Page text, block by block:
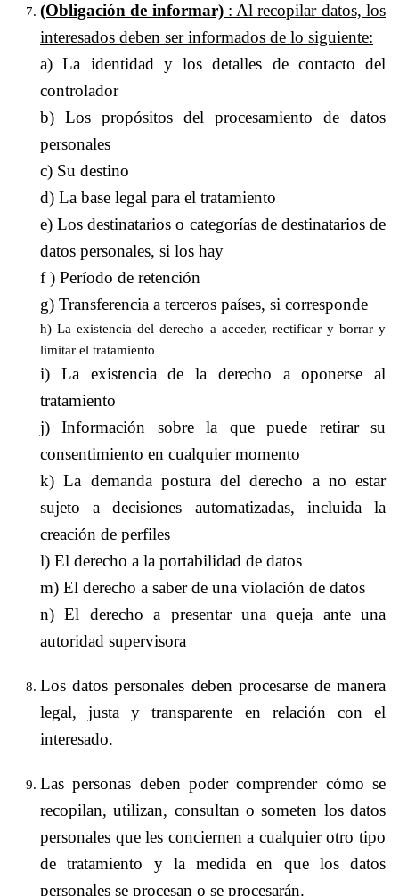
(Obligación de informar) : Al recopilar datos, los
interesados deben ser informados de lo siguiente:
a) La identidad y los detalles de contacto del
controlador
b) Los propósitos del procesamiento de datos
personales
c) Su destino
d) La base legal para el tratamiento
e) Los destinatarios o categorías de destinatarios de
datos personales, si los hay
f ) Período de retención
g) Transferencia a terceros países, si corresponde
h) La existencia del derecho a acceder, rectificar y borrar y
limitar el tratamiento
i) La existencia de la derecho a oponerse al
tratamiento
j) Información sobre la que puede retirar su
consentimiento en cualquier momento
k) La demanda postura del derecho a no estar
sujeto a decisiones automatizadas, incluida la
creación de perfiles
l) El derecho a la portabilidad de datos
m) El derecho a saber de una violación de datos
n) El derecho a presentar una queja ante una
autoridad supervisora
Los datos personales deben procesarse de manera
legal, justa y transparente en relación con el
interesado.
Las personas deben poder comprender cómo se
recopilan, utilizan, consultan o someten los datos
personales que les conciernen a cualquier otro tipo
de tratamiento y la medida en que los datos
personales se procesan o se procesarán.